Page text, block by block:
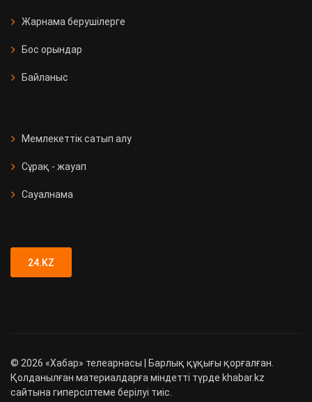
Жарнама берушілерге
Бос орындар
Байланыс
Мемлекеттік сатып алу
Сұрақ - жауап
Сауалнама
24.KZ
© 2026 «Хабар» телеарнасы | Барлық құқығы қорғалған.
Қолданылған материалдарға міндетті түрде khabar.kz
сайтына гиперсілтеме берілуі тиіс.